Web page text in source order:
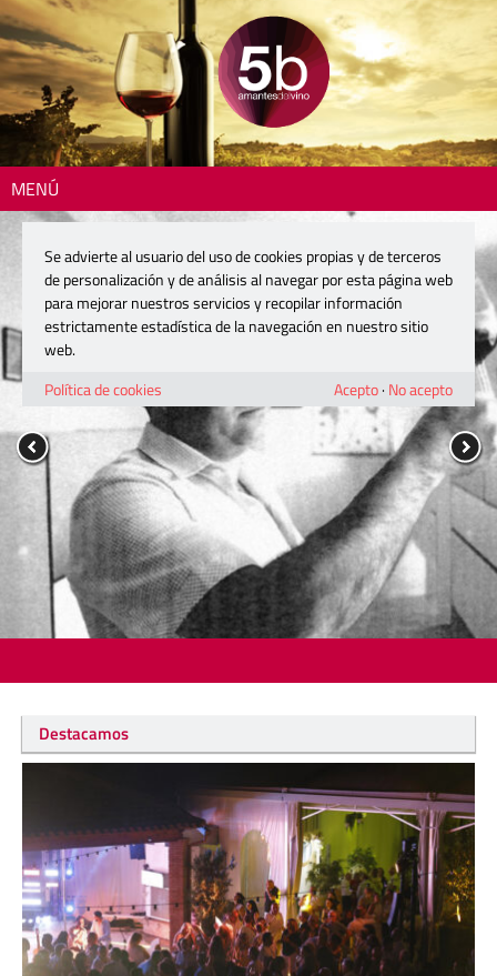
MENÚ
Destacamos
Se advierte al usuario del uso de cookies propias y de terceros
de personalización y de análisis al navegar por esta página web
para mejorar nuestros servicios y recopilar información
estrictamente estadística de la navegación en nuestro sitio
web.
Política de cookies
Acepto· No acepto